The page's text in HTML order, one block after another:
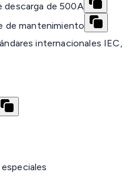
descarga de 500A
de mantenimiento
internacionales IEC,